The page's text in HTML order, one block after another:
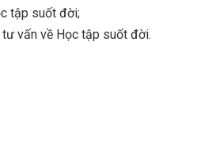
tập suốt đời;
tư vấn về Học tập suốt đời.